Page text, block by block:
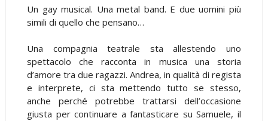
Un gay musical. Una metal band. E due uomini più
simili di quello che pensano…
Una compagnia teatrale sta allestendo uno
spettacolo che racconta in musica una storia
d’amore tra due ragazzi. Andrea, in qualità di regista
e interprete, ci sta mettendo tutto se stesso,
anche perché potrebbe trattarsi dell’occasione
giusta per continuare a fantasticare su Samuele, il